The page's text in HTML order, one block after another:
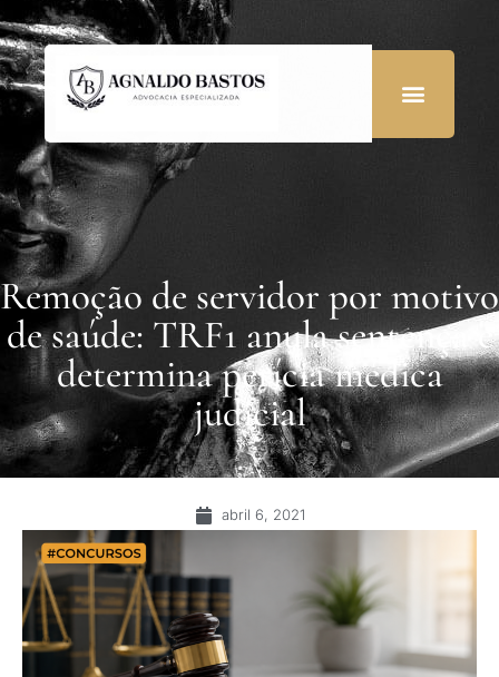
Remoção de servidor por motivo
de saúde: TRF1 anula sentença e
determina perícia médica
judicial
abril 6, 2021